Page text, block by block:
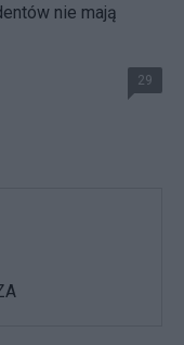
nie mają
29